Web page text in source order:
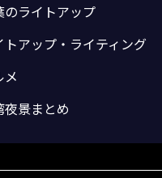
のライトアップ
トアップ・ライティング
メ
夜景まとめ